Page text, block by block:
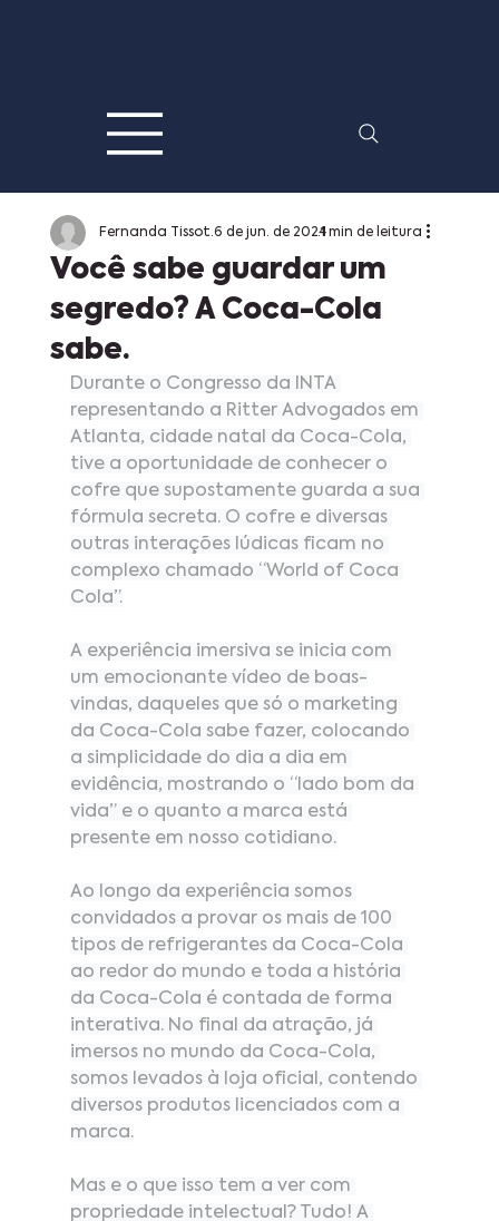
Você sabe guardar um
segredo? A Coca-Cola
sabe.
Fernanda Tissot 6 de jun. de 20241 min de leitura
Durante o Congresso da INTA
representando a Ritter Advogados em
Atlanta, cidade natal da Coca-Cola,
tive a oportunidade de conhecer o
cofre que supostamente guarda a sua
fórmula secreta. O cofre e diversas
outras interações lúdicas ficam no
complexo chamado “World of Coca
Cola”.
A experiência imersiva se inicia com
um emocionante vídeo de boas-
vindas, daqueles que só o marketing
da Coca-Cola sabe fazer, colocando
a simplicidade do dia a dia em
evidência, mostrando o “lado bom da
vida” e o quanto a marca está
presente em nosso cotidiano.
Ao longo da experiência somos
convidados a provar os mais de 100
tipos de refrigerantes da Coca-Cola
ao redor do mundo e toda a história
da Coca-Cola é contada de forma
interativa. No final da atração, já
imersos no mundo da Coca-Cola,
somos levados à loja oficial, contendo
diversos produtos licenciados com a
marca.
Mas e o que isso tem a ver com
propriedade intelectual? Tudo! A